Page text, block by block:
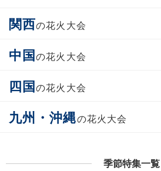
関西の花火大会
中国の花火大会
四国の花火大会
九州・沖縄の花火大会
季節特集一覧